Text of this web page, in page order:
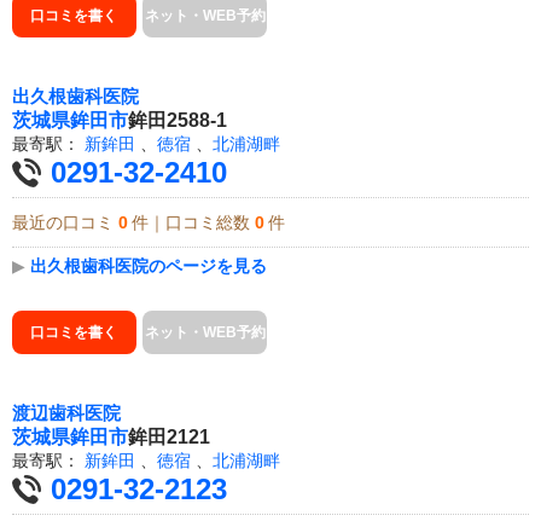
口コミを書く ネット・WEB予約
出久根歯科医院
茨城県鉾田市鉾田2588-1
最寄駅： 新鉾田 、 徳宿 、 北浦湖畔
0291-32-2410
最近の口コミ 0 件｜口コミ総数 0 件
▶ 出久根歯科医院のページを見る
口コミを書く ネット・WEB予約
渡辺歯科医院
茨城県鉾田市鉾田2121
最寄駅： 新鉾田 徳宿 北浦湖畔
0291-32-2123